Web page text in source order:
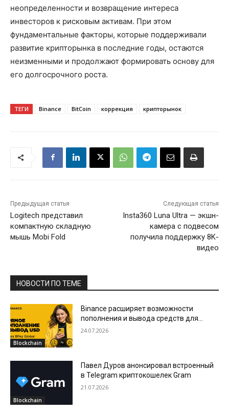
неопределенности и возвращение интереса
инвесторов к рисковым активам. При этом
фундаментальные факторы, которые поддерживали
развитие крипторынка в последние годы, остаются
неизменными и продолжают формировать основу для
его долгосрочного роста.
ТЕГИ Binance BitCoin коррекция крипторынок
Предыдущая статья
Logitech представил
компактную складную
мышь Mobi Fold
Следующая статья
Insta360 Luna Ultra — экшн-
камера с подвесом
получила поддержку 8K-
видео
НОВОСТИ ПО ТЕМЕ
Blockchain
Binance расширяет возможности
пополнения и вывода средств для
пользователей в Азербайджане
24.07.2026
Blockchain
Павел Дуров анонсировал встроенный
в Telegram криптокошелек Gram
21.07.2026